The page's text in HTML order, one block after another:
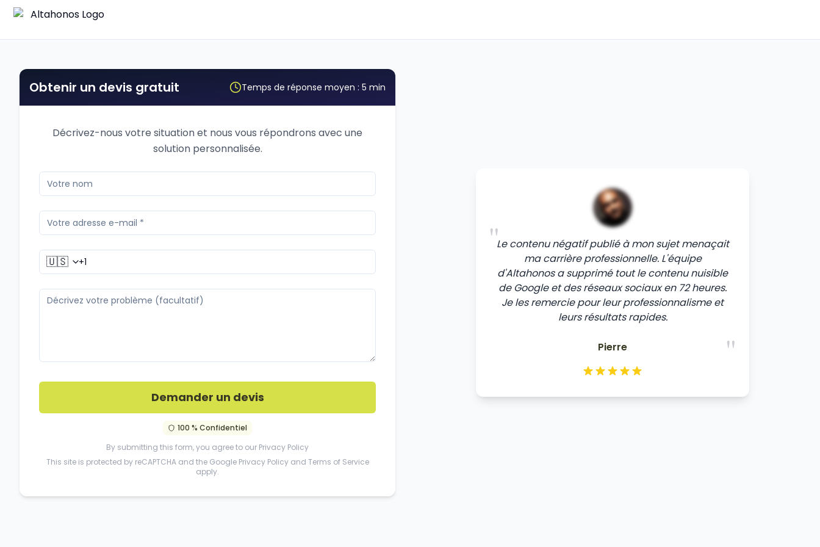
Obtenir un devis gratuit Temps de réponse moyen : 5 min
Décrivez-nous votre situation et nous vous répondrons avec une
solution personnalisée.
🇺🇸
Demander un devis
100 % Confidentiel
By submitting this form, you agree to our Privacy Policy
This site is protected by reCAPTCHA and the Google Privacy Policy and Terms of Service
apply.
"Le contenu négatif publié à mon sujet menaçait
ma carrière professionnelle. L'équipe
d'Altahonos a supprimé tout le contenu nuisible
de Google et des réseaux sociaux en 72 heures.
Je les remercie pour leur professionnalisme et
leurs résultats rapides.
"
Pierre